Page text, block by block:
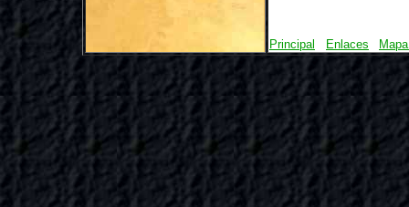
Principal Enlaces